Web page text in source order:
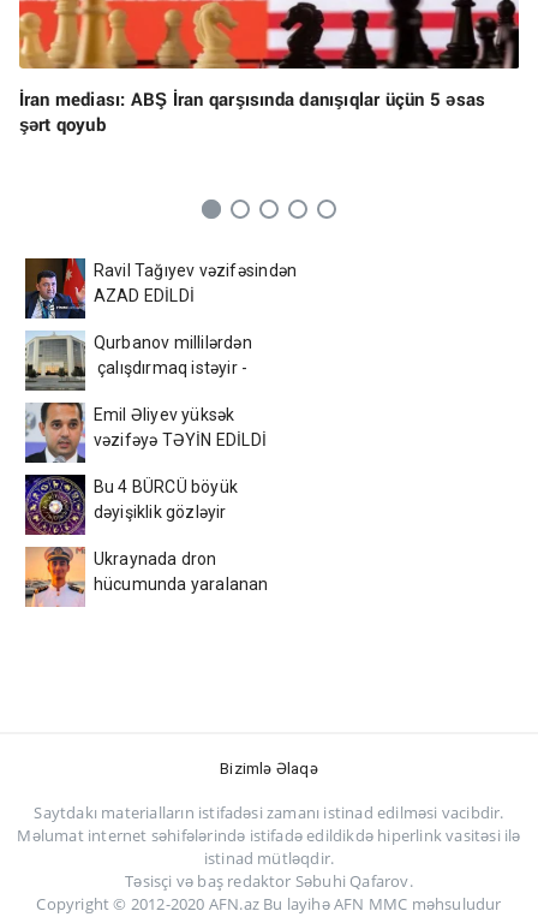
İran mediası: ABŞ İran qarşısında danışıqlar üçün 5 əsas
şərt qoyub
Ravil Tağıyev vəzifəsindən
AZAD EDİLDİ
Qurbanov millilərdən
çalışdırmaq istəyir -
Emil Əliyev yüksək
vəzifəyə TƏYİN EDİLDİ
Bu 4 BÜRCÜ böyük
dəyişiklik gözləyir
Ukraynada dron
hücumunda yaralanan
Bizimlə Əlaqə
Saytdakı materialların istifadəsi zamanı istinad edilməsi vacibdir.
Məlumat internet səhifələrində istifadə edildikdə hiperlink vasitəsi ilə
istinad mütləqdir.
Təsisçi və baş redaktor Səbuhi Qafarov.
Copyright © 2012-2020 AFN.az Bu layihə AFN MMC məhsuludur